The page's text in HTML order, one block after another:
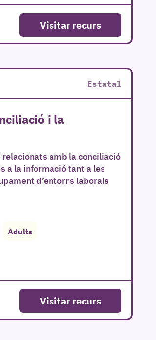
Visitar recurs
Estatal
i la
amb la conciliació
a la informació tant a les
d’entorns laborals
Adults
Visitar recurs